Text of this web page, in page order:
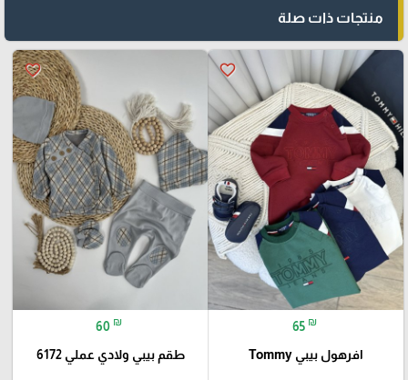
منتجات ذات صلة
favorite_border
65 ₪
افرهول بيبي Tommy
favorite_border
60 ₪
طقم بيبي ولادي عملي 6172